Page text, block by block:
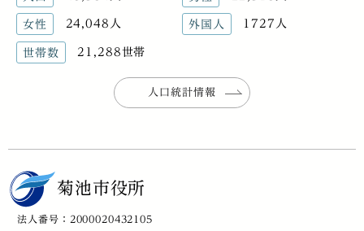
女性 24,048人 外国人 1727人
世帯数 21,288世帯
人口統計情報
菊池市役所
法人番号：2000020432105